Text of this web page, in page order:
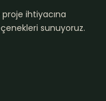
proje ihtiyacına
sunuyoruz.